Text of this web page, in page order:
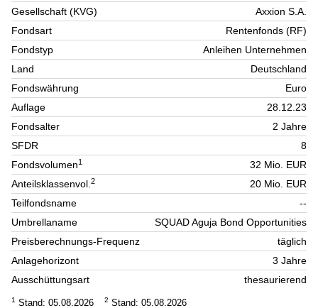
Gesellschaft (KVG)
Axxion S.A.
Fondsart
Rentenfonds (RF)
Fondstyp
Anleihen Unternehmen
Land
Deutschland
Fondswährung
Euro
Auflage
28.12.23
Fondsalter
2 Jahre
SFDR
8
Fondsvolumen1
32 Mio. EUR
Anteilsklassenvol.2
20 Mio. EUR
Teilfondsname
--
Umbrellaname
SQUAD Aguja Bond Opportunities
Preisberechnungs-Frequenz
täglich
Anlagehorizont
3 Jahre
Ausschüttungsart
thesaurierend
1 Stand: 05.08.2026 2 Stand: 05.08.2026